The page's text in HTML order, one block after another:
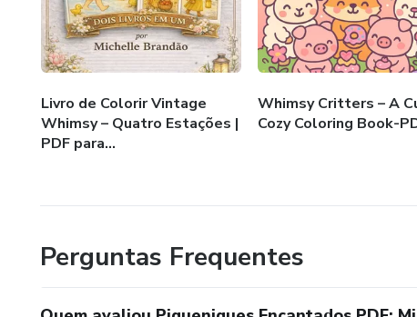
Livro de Colorir Vintage
Whimsy – Quatro Estações |
PDF para...
Whimsy Critters – A
Cozy Coloring Book-
Perguntas Frequentes